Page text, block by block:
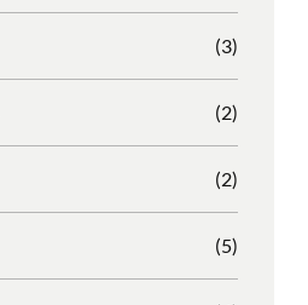
(3)
(2)
(2)
(5)